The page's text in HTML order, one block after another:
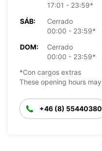
17:01 - 23:59*
SÁB:
Cerrado
00:00 - 23:59*
DOM:
Cerrado
00:00 - 23:59*
*Con cargos extras
These opening hours
+46 (8) 55440380